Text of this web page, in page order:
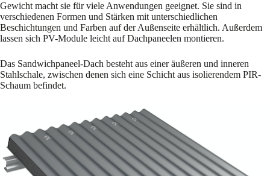
Gewicht macht sie für viele Anwendungen geeignet. Sie sind in
verschiedenen Formen und Stärken mit unterschiedlichen
Beschichtungen und Farben auf der Außenseite erhältlich. Außerdem
lassen sich PV-Module leicht auf Dachpaneelen montieren.
Das Sandwichpaneel-Dach besteht aus einer äußeren und inneren
Stahlschale, zwischen denen sich eine Schicht aus isolierendem PIR-
Schaum befindet.